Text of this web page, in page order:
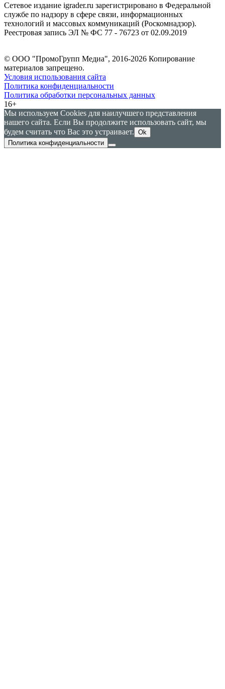
Сетевое издание igrader.ru зарегистрировано в Федеральной
службе по надзору в сфере связи, информационных
технологий и массовых коммуникаций (Роскомнадзор).
Реестровая запись ЭЛ № ФС 77 - 76723 от 02.09.2019
© ООО "ПромоГрупп Медиа", 2016-2026 Копирование
материалов запрещено.
Условия использования сайта
Политика конфиденциальности
Политика обработки персональных данных
16+
Мы используем Cookies для наилучшего представления
нашего сайта. Если Вы продолжите использовать сайт, мы
будем считать что Вас это устраивает. Ok
Политика конфиденциальности